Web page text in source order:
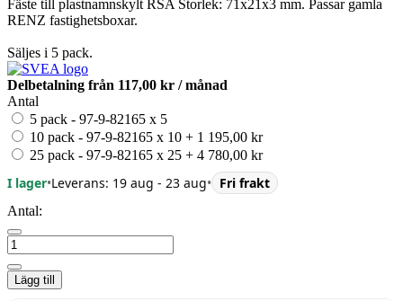
Fäste till plastnamnskylt RSA Storlek: 71x21x3 mm. Passar gamla
RENZ fastighetsboxar.
Säljes i 5 pack.
Delbetalning från 117,00 kr / månad
Antal
5 pack - 97-9-82165 x 5
10 pack - 97-9-82165 x 10 + 1 195,00 kr
25 pack - 97-9-82165 x 25 + 4 780,00 kr
I lager•Leverans: 19 aug - 23 aug• Fri frakt
Antal:
Lägg till